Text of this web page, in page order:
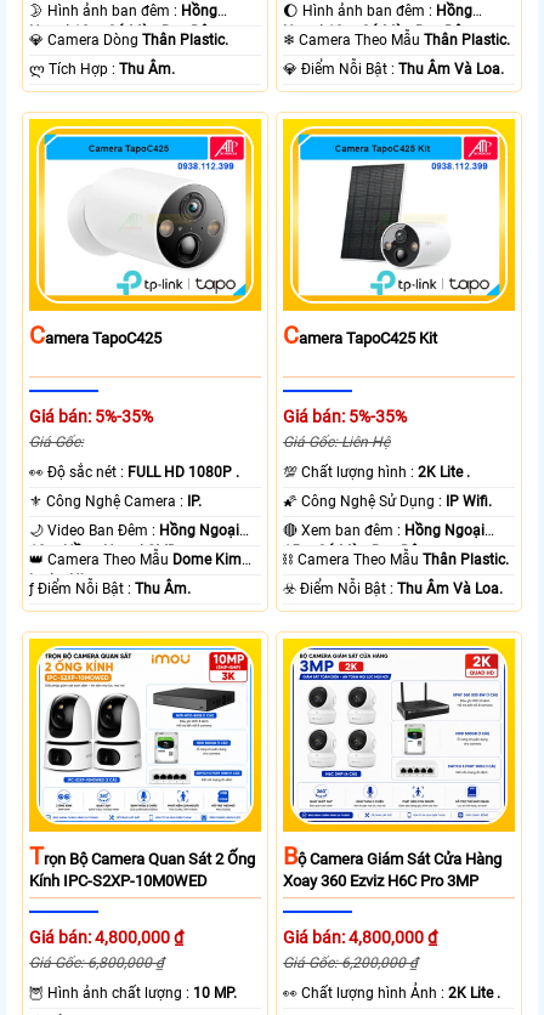
🌛 Hình ảnh ban đêm : Hồng
Ngoại 10m Có Màu Ban Ðêm.
💎 Camera DòngThân Plastic.
️ლ Tích Hợp :Thu Âm.
🌔 Hình ảnh ban đêm : Hồng
Ngoại 10m Có Màu Ban Ðêm.
❄ Camera Theo MẫuThân Plastic.
️💎 Điểm Nỗi Bật :Thu Âm Và Loa.
CAmera TapoC425
Giá bán: 5%-35%
Giá Gốc:
️👀 Độ sắc nét : FULL HD 1080P .
⚜️ Công Nghệ Camera :
IP.
🌙 Video Ban Đêm : Hồng Ngoại
10m Hồng Ngoại SMD.
👑 Camera Theo Mẫu Dome Kim
loại + Nhựa.
️ƒ Điểm Nỗi Bật :Thu Âm.
CAmera TapoC425 Kit
Giá bán: 5%-35%
Giá Gốc: Liên Hệ
💯 Chất lượng hình :2K Lite .
🌠 Công Nghệ Sử Dụng :
IP Wifi.
🔴 Xem ban đêm : Hồng Ngoại
15m Có Màu Ban Ðêm.
⛓ Camera Theo MẫuThân Plastic.
️☣️ Điểm Nỗi Bật :Thu Âm Và Loa.
TRọn Bộ Camera Quan Sát 2 Ống
Kính IPC-S2XP-10M0WED
Giá bán: 4,800,000 ₫
Giá Gốc: 6,800,000 ₫
🦉 Hình ảnh chất lượng : 10 MP.
BỘ Camera Giám Sát Cửa Hàng
Xoay 360 Ezviz H6C Pro 3MP
Giá bán: 4,800,000 ₫
Giá Gốc: 6,200,000 ₫
️👀 Chất lượng hình Ảnh :2K Lite .